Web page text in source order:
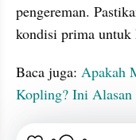
pengereman.
kondisi prima untuk
Baca juga: Apakah
Kopling? Ini Alasan